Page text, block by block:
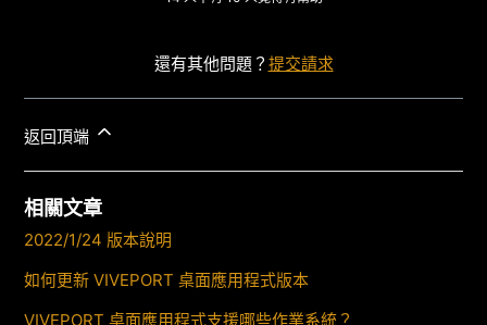
還有其他問題？ 提交請求
返回頂端
相關文章
2022/1/24 版本說明
如何更新 VIVEPORT 桌面應用程式版本
VIVEPORT 桌面應用程式支援哪些作業系統？